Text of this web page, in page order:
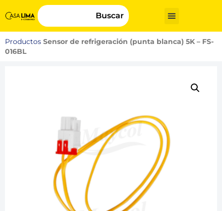
Buscar
Productos Sensor de refrigeración (punta blanca) 5K – FS-
016BL